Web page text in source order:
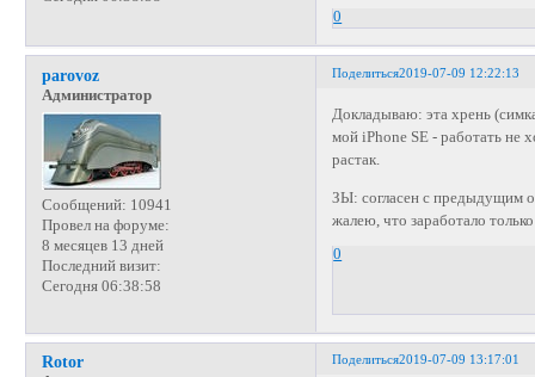
0
Поделиться2019-07-09 12:22:13
parovoz
Администратор
Сообщений: 10941
Провел на форуме:
8 месяцев 13 дней
Последний визит:
Сегодня 06:38:58
Докладываю: эта хрень
мой iPhone SE - работать не
растак.
ЗЫ: согласен с предыдущим
жалею, что заработало
0
Поделиться2019-07-09 13:17:01
Rotor